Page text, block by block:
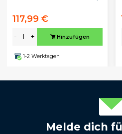
117,99 €
- + Hinzufügen
1-2 Werktagen
Melde dich